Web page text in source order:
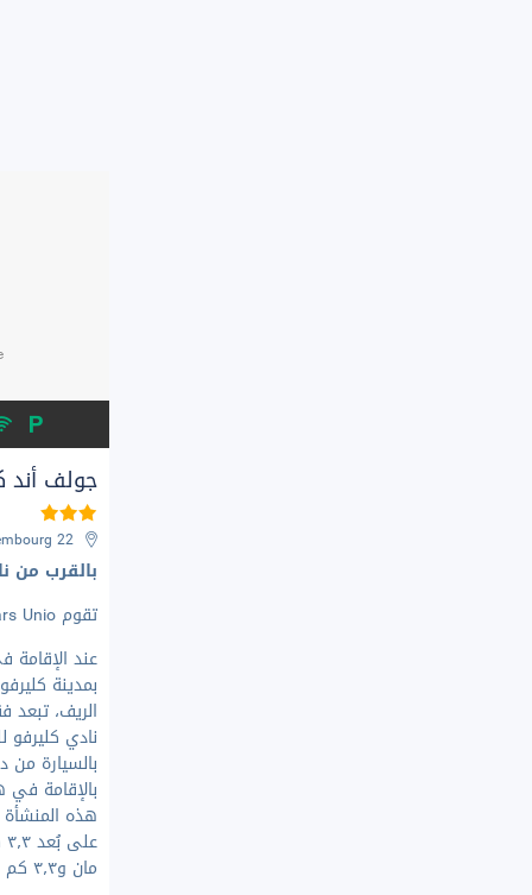
جولف أند
22 Mecherwee, Eselborn9748, Luxembourg
بالقرب من
تقوم Hotelstars Unio
عند
بمدينة
بالسيارة
بالإقامة
هذه
مان و٣٫٣ كم من قلعة كليرفاوكس.